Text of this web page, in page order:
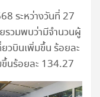
ระหว่างวันที่ 27
รวมพบว่ามีจำนวนผู้
วบินเพิ่มขึ้น ร้อยละ
นร้อยละ 134.27